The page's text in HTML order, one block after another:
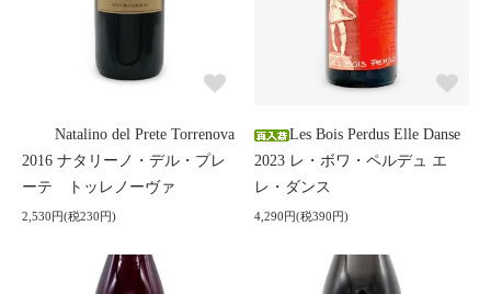
Natalino del Prete Torrenova
2016 ナタリーノ・デル・プレ
ーテ トッレノーヴァ
2,530円(税230円)
Les Bois Perdus Elle Danse
2023 レ・ボワ・ペルデュ エ
レ・ダンス
4,290円(税390円)